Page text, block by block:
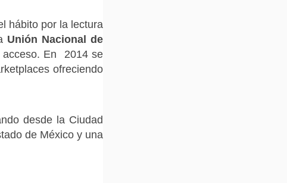
hábito por la lectura
Unión Nacional de
acceso. En 2014 se
ofreciendo
desde la Ciudad
de México y una